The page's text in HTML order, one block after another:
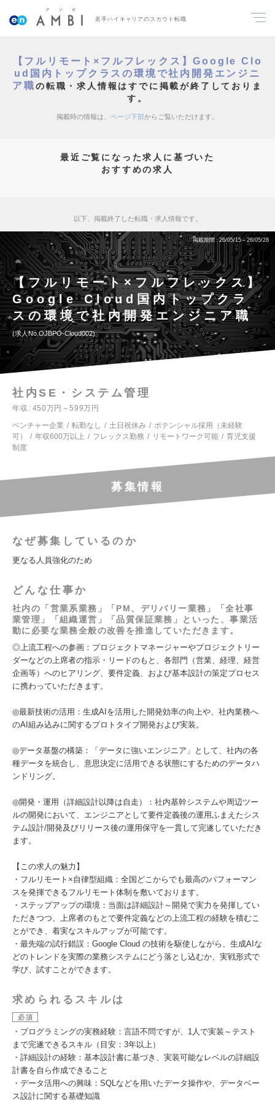
若手ハイキャリアのスカウト転職
【フルリモート×フルフレックス】Google Clo
ud国内トップクラスの環境で社内開発エンジニ
ア職の転職・求人情報はすでに掲載が終了しておりま
す。
掲載時の情報は、 ページ下部からご覧いただけます。
最近ご覧になった求人に基づいた
おすすめの求人
以下、掲載終了した転職・求人情報です。
掲載期間 26/05/15～26/05/28
【フルリモート×フルフレックス】
Google Cloud国内トップクラ
スの環境で社内開発エンジニア職
求人No.OJBPO-Cloud002
社内SE・システム管理
年収
450万円～599万円
ベンチャー企業
転勤なし 土日祝休み
ポテンシャル採用（未経験
可）
年収600万以上 フレックス勤務 リモートワーク可能
育児支援
制度
募集情報
なぜ募集しているのか
更なる人員強化のため
どんな仕事か
社内の「営業系業務」「PM、デリバリー業務」「全社事
業管理」「組織運営」「品質保証業務」といった、事業活
動に必要な業務全般の改善を推進していただきます。
◎上流工程への参画：プロジェクトマネージャーやプロジェクトリー
ダーなどの上席者の指示・リードのもと、各部門（営業、経理、経営
企画等）へのヒアリング、要件定義、および基本設計の策定プロセス
に携わっていただきます。
◎最新技術の活用：生成AIを活用した開発効率の向上や、社内業務へ
のAI組み込みに関するプロトタイプ開発および実装。
◎データ基盤の構築：「データに強いエンジニア」として、社内の各
種データを統合し、意思決定に活用できる状態にするためのデータハ
ンドリング。
◎開発・運用（詳細設計以降は自走）：社内基幹システムや周辺ツー
ルの開発において、エンジニアとして要件定義後の運用ふまえたシス
テム設計/開発及びリリース後の運用保守を一貫して完遂していただき
ます。
【この求人の魅力】
・フルリモート×自律型組織：全国どこからでも最高のパフォーマン
スを発揮できるフルリモート体制を敷いております。
・ステップアップの環境：当面は詳細設計～開発で実力を発揮してい
ただきつつ、上席者のもとで要件定義などの上流工程の経験を積むこ
とができ、着実なスキルアップが可能です。
・最先端の試行錯誤：Google Cloud の技術を駆使しながら、生成AIな
どのトレンドを実際の業務システムにどう落とし込むか、実戦形式で
学び、試すことができます。
求められるスキルは
必須
・プログラミングの実務経験：言語不問ですが、1人で実装～テスト
まで完遂できるスキル（目安：3年以上）
・詳細設計の経験：基本設計書に基づき、実装可能なレベルの詳細設
計書を自ら作成できること
・データ活用への興味：SQLなどを用いたデータ操作や、データベー
ス設計に関する基礎知識